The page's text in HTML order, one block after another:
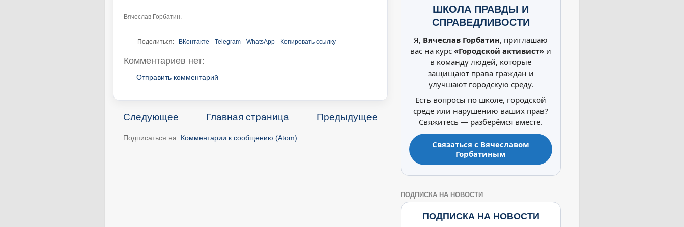
Вячеслав Горбатин.
Поделиться: ВКонтакте Telegram WhatsApp Копировать ссылку
Комментариев нет:
Отправить комментарий
Следующее Предыдущее
Главная страница
Подписаться на: Комментарии к сообщению (Atom)
ШКОЛА ПРАВДЫ И
СПРАВЕДЛИВОСТИ
Я, Вячеслав Горбатин, приглашаю
вас на курс «Городской активист» и
в команду людей, которые
защищают права граждан и
улучшают городскую среду.
Есть вопросы по школе, городской
среде или нарушению ваших прав?
Свяжитесь — разберёмся вместе.
Связаться с Вячеславом
Горбатиным
ПОДПИСКА НА НОВОСТИ
ПОДПИСКА НА НОВОСТИ